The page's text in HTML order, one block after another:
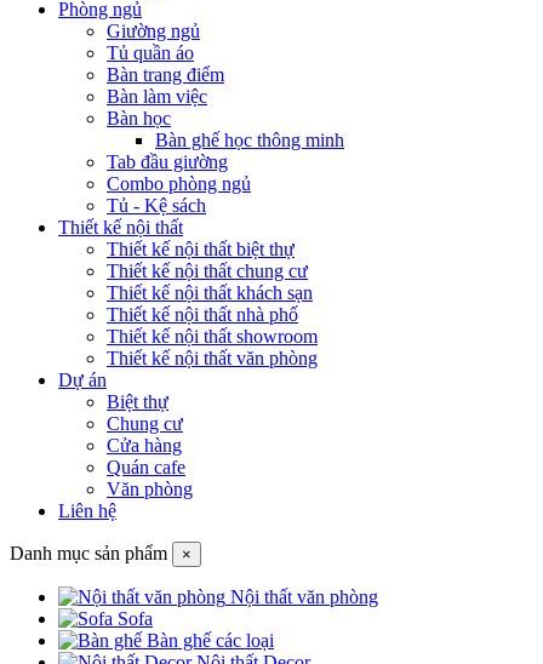
Phòng ngủ
Giường ngủ
Tủ quần áo
Bàn trang điểm
Bàn làm việc
Bàn học
Bàn ghế học thông minh
Tab đầu giường
Combo phòng ngủ
Tủ - Kệ sách
Thiết kế nội thất
Thiết kế nội thất biệt thự
Thiết kế nội thất chung cư
Thiết kế nội thất khách sạn
Thiết kế nội thất nhà phố
Thiết kế nội thất showroom
Thiết kế nội thất văn phòng
Dự án
Biệt thự
Chung cư
Cửa hàng
Quán cafe
Văn phòng
Liên hệ
Danh mục sản phẩm ×
Nội thất văn phòng
Sofa
Bàn ghế các loại